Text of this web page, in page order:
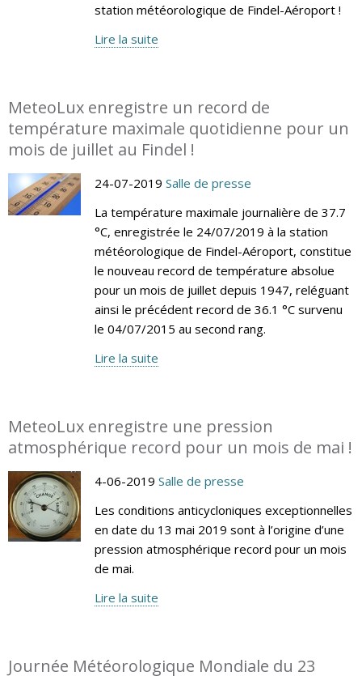
station météorologique de Findel-Aéroport !
Lire la suite
MeteoLux enregistre un record de
température maximale quotidienne pour un
mois de juillet au Findel !
24-07-2019 Salle de presse
La température maximale journalière de 37.7
°C, enregistrée le 24/07/2019 à la station
météorologique de Findel-Aéroport, constitue
le nouveau record de température absolue
pour un mois de juillet depuis 1947, reléguant
ainsi le précédent record de 36.1 °C survenu
le 04/07/2015 au second rang.
Lire la suite
MeteoLux enregistre une pression
atmosphérique record pour un mois de mai !
4-06-2019 Salle de presse
Les conditions anticycloniques exceptionnelles
en date du 13 mai 2019 sont à l’origine d’une
pression atmosphérique record pour un mois
de mai.
Lire la suite
Journée Météorologique Mondiale du 23